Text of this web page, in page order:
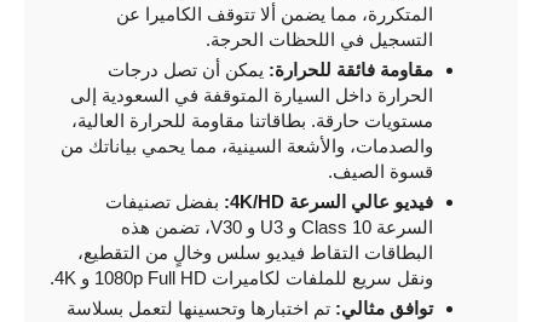
المتكررة، مما يضمن ألا تتوقف الكاميرا عن
التسجيل في اللحظات الحرجة.
مقاومة فائقة للحرارة: يمكن أن تصل درجات
الحرارة داخل السيارة المتوقفة في السعودية إلى
مستويات حارقة. بطاقاتنا مقاومة للحرارة العالية،
والصدمات، والأشعة السينية، مما يحمي بياناتك من
قسوة الصيف.
فيديو عالي السرعة 4K/HD:
بفضل تصنيفات
السرعة Class 10 و U3 و V30، تضمن هذه
البطاقات التقاط فيديو سلس وخالٍ من التقطيع،
ونقل سريع للملفات لكاميرات 1080p Full HD و 4K.
توافق مثالي: تم اختبارها وتحسينها لتعمل بسلاسة